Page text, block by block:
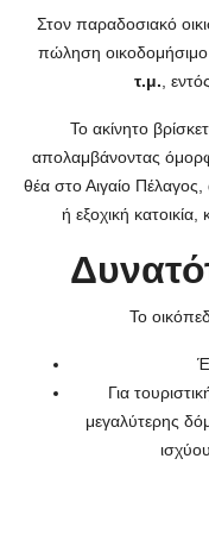
Στον παραδοσιακό
πώληση οικοδομήσιμο
τ.μ. ,
Το ακίνητο
απολαμβάνοντας
θέα στο Αιγαίο Πέλαγος,
ή εξοχική
Το
Για
μεγαλύτερης